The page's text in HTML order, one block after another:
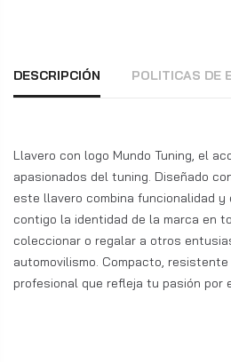
DESCRIPCIÓN POLITICAS DE
Llavero con logo Mundo Tuning, el
apasionados del tuning. Diseñado
este llavero combina funcionalidad
contigo la identidad de la marca en
coleccionar o regalar a otros
automovilismo. Compacto,
profesional que refleja tu pasión por